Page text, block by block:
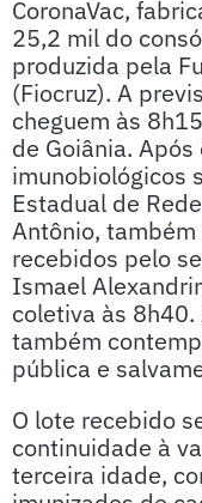
CoronaVac,
25,2 mil do
produzida pela
(Fiocruz). A
cheguem às
de Goiânia.
imunobiológicos
Estadual de
Antônio,
recebidos pelo
Ismael
coletiva às
também
pública e
O lote recebido
continuidade à
terceira idade,